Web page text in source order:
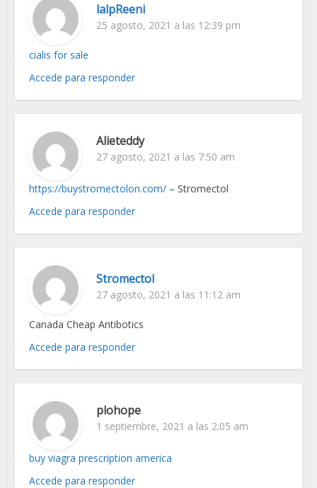
lalpReeni
25 agosto, 2021 a las 12:39 pm
cialis for sale
Accede para responder
Alieteddy
27 agosto, 2021 a las 7:50 am
https://buystromectolon.com/ – Stromectol
Accede para responder
Stromectol
27 agosto, 2021 a las 11:12 am
Canada Cheap Antibotics
Accede para responder
plohope
1 septiembre, 2021 a las 2:05 am
buy viagra prescription america
Accede para responder